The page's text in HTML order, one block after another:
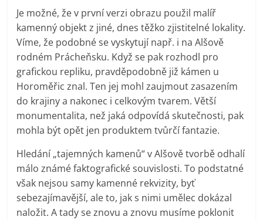
Je možné, že v první verzi obrazu použil malíř
kamenný objekt z jiné, dnes těžko zjistitelné lokality.
Víme, že podobné se vyskytují např. i na Alšově
rodném Prácheňsku. Když se pak rozhodl pro
grafickou repliku, pravděpodobně již kámen u
Horoměřic znal. Ten jej mohl zaujmout zasazením
do krajiny a nakonec i celkovým tvarem. Větší
monumentalita, než jaká odpovídá skutečnosti, pak
mohla být opět jen produktem tvůrčí fantazie.
Hledání „tajemných kamenů“ v Alšově tvorbě odhalí
málo známé faktografické souvislosti. To podstatné
však nejsou samy kamenné rekvizity, byť
sebezajímavější, ale to, jak s nimi umělec dokázal
naložit. A tady se znovu a znovu musíme poklonit